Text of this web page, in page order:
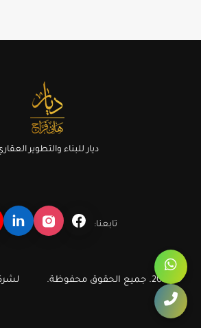
ديار للبناء والتطوير
تابعنا:
© 2026. جميع الحقوق محفوظة.